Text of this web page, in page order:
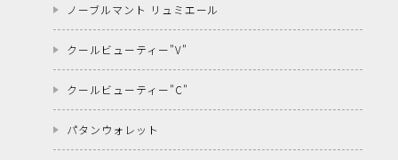
ノーブルマント リュミエール
クールビューティー"V"
クールビューティー"C"
パタンウォレット